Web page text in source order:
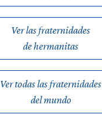
Ver las fraternidades
de hermanitas
Ver todas las fraternidades
del mundo